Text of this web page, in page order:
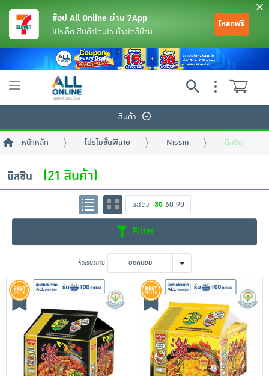
เครื่องปรุงรสและของแห้ง
ขนมขบเคี้ยว และช็อคโกแลต
อาหารสด ผัก ผลไม้และเบเกอรี่
ช้อป All Online ผ่าน 7App
โปรเด็ด สินค้าโดนใจ ห้างใกล้บ้าน
โหลดฟรี
Toggle
สินค้า
หน้าหลัก โปรโมชั่นพิเศษ Nissin นิสชิน
นิสชิน (21 สินค้า)
แสดง 30 60 90
Filter
จัดเรียงตาม ยอดนิยม